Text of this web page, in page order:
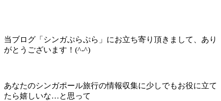
当ブログ「 シンガぷらぷら 」にお立ち寄り頂きまして、あり
がとうございます！(^-^)
あなたのシンガポール旅行の情報収集に少しでもお役に立て
たら嬉しいな…と思って